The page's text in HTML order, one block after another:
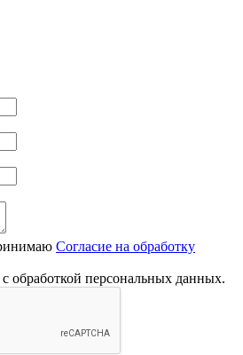
Согласие на обработку
обработкой персональных данных.